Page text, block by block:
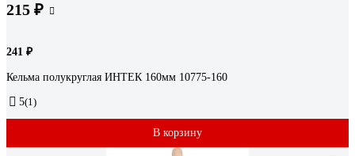
215 ₽
241 ₽
Кельма полукруглая ИНТЕК 160мм 10775-160
5(1)
В корзину